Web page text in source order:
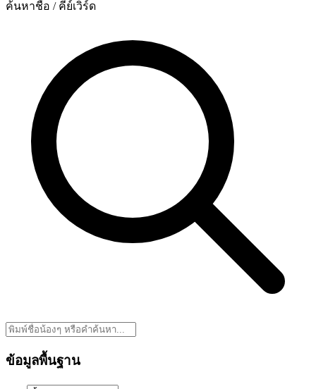
ค้นหาชื่อ / คีย์เวิร์ด
ข้อมูลพื้นฐาน